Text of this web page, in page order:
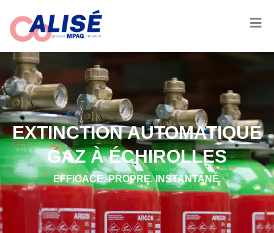
EXTINCTION AUTOMATIQUE
GAZ À ÉCHIROLLES
EFFICACE. PROPRE. INSTANTANÉ.